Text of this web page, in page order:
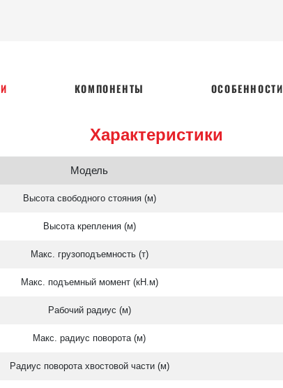
КОМПОНЕНТЫ ОСОБЕННОСТИ
Характеристики
Модель
Высота свободного стояния (м)
Высота крепления (м)
Макс. грузоподъемность (т)
Макс. подъемный момент (кН.м)
Рабочий радиус (м)
Макс. радиус поворота (м)
Радиус поворота хвостовой части (м)